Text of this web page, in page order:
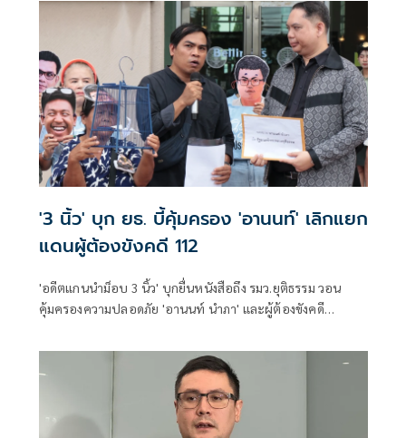
'3 นิ้ว' บุก ยธ. บี้คุ้มครอง 'อานนท์' เลิกแยก
แดนผู้ต้องขังคดี 112
'อดีตแกนนำม็อบ 3 นิ้ว' บุกยื่นหนังสือถึง รมว.ยุติธรรม วอน
คุ้มครองความปลอดภัย 'อานนท์ นำภา' และผู้ต้องขังคดี